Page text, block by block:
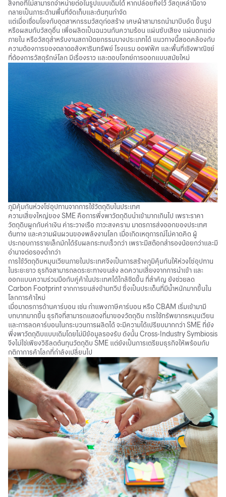
สิ่งทอที่ไม่สามารถจำหน่ายต่อในรูปแบบเดิมได้ หากปล่อยทิ้งไว้ วัสดุเหล่านี้อาจ
กลายเป็นภาระด้านพื้นที่จัดเก็บและต้นทุนกำจัด
แต่เมื่อเชื่อมโยงกับอุตสาหกรรมวัสดุก่อสร้าง เศษผ้าสามารถนำมาบีบอัด ขึ้นรูป
หรือผสมกับวัสดุอื่น เพื่อผลิตเป็นฉนวนกันความร้อน แผ่นซับเสียง แผ่นตกแต่ง
ภายใน หรือวัสดุสำหรับงานสถาปัตยกรรมบางประเภทได้ แนวทางนี้สอดคล้องกับ
ความต้องการของตลาดอสังหาริมทรัพย์ โรงแรม ออฟฟิศ และพื้นที่เชิงพาณิชย์
ที่ต้องการวัสดุรักษ์โลก มีเรื่องราว และตอบโจทย์การออกแบบสมัยใหม่
ภูมิคุ้มกันห่วงโซ่อุปทานจากการใช้วัตถุดิบในประเทศ
ความเสี่ยงใหญ่ของ SME คือการพึ่งพาวัตถุดิบนำเข้ามากเกินไป เพราะราคา
วัตถุดิบผูกกับค่าเงิน ค่าระวางเรือ ภาวะสงคราม มาตรการส่งออกของประเทศ
ต้นทาง และความผันผวนของพลังงานโลก เมื่อเกิดเหตุการณ์ไม่คาดคิด ผู้
ประกอบการรายเล็กมักได้รับผลกระทบเร็วกว่า เพราะมีสต๊อกสำรองน้อยกว่าและมี
อำนาจต่อรองต่ำกว่า
การใช้วัตถุดิบหมุนเวียนภายในประเทศจึงเป็นการสร้างภูมิคุ้มกันให้ห่วงโซ่อุปทาน
ในระยะยาว ธุรกิจสามารถลดระยะทางขนส่ง ลดความเสี่ยงจากการนำเข้า และ
ออกแบบความร่วมมือกับคู่ค้าในประเทศได้ใกล้ชิดขึ้น ที่สำคัญ ยังช่วยลด
Carbon Footprintจากการขนส่งข้ามทวีป ซึ่งเป็นประเด็นที่มีน้ำหนักมากขึ้นใน
โลกการค้าใหม่
เมื่อมาตรการด้านคาร์บอน เช่น กำแพงภาษีคาร์บอน หรือ CBAM เริ่มเข้ามามี
บทบาทมากขึ้น ธุรกิจที่สามารถแสดงที่มาของวัตถุดิบ การใช้ทรัพยากรหมุนเวียน
และการลดคาร์บอนในกระบวนการผลิตได้ จะมีความได้เปรียบมากกว่า SME ที่ยัง
พึ่งพาวัตถุดิบแบบเดิมโดยไม่มีข้อมูลรองรับ ดังนั้น Cross-Industry Symbiosis
จึงไม่ใช่เพียงวิธีลดต้นทุนวัตถุดิบ SME แต่ยังเป็นการเตรียมธุรกิจให้พร้อมกับ
กติกาการค้าโลกที่กำลังเปลี่ยนไป